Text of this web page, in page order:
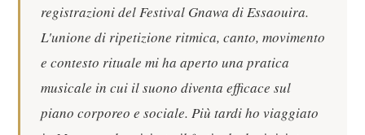
registrazioni del Festival Gnawa di Essaouira.
L'unione di ripetizione ritmica, canto, movimento
e contesto rituale mi ha aperto una pratica
musicale in cui il suono diventa efficace sul
piano corporeo e sociale. Più tardi ho viaggiato